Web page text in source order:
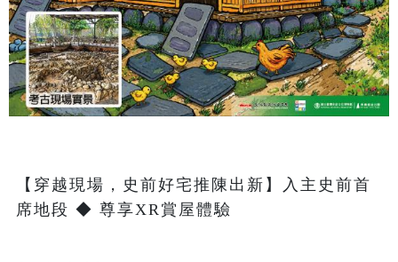
【穿越現場，史前好宅推陳出新】入主史前首
席地段 ◆ 尊享XR賞屋體驗